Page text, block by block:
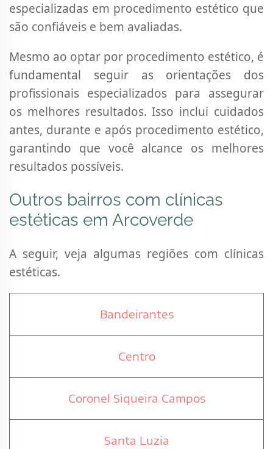
especializadas em procedimento estético que
são confiáveis e bem avaliadas.
Mesmo ao optar por procedimento estético, é
fundamental seguir as orientações dos
profissionais especializados para assegurar
os melhores resultados. Isso inclui cuidados
antes, durante e após procedimento estético,
garantindo que você alcance os melhores
resultados possíveis.
Outros bairros com clínicas
estéticas em Arcoverde
A seguir, veja algumas regiões com clínicas
estéticas.
Bandeirantes
Centro
Coronel Siqueira Campos
Santa Luzia